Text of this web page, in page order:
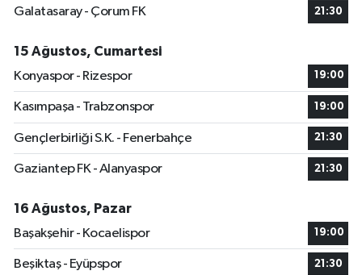
Galatasaray - Çorum FK
21:30
15 Ağustos, Cumartesi
Konyaspor - Rizespor
19:00
Kasımpaşa - Trabzonspor 19:00
Gençlerbirliği S.K. - Fenerbahçe 21:30
Gaziantep FK - Alanyaspor 21:30
16 Ağustos, Pazar
Başakşehir - Kocaelispor
19:00
Beşiktaş - Eyüpspor 21:30